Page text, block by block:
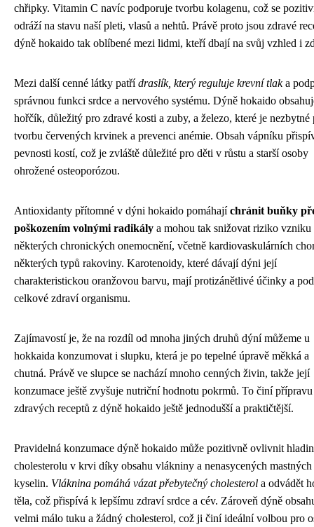
chřipky. Vitamin C navíc podporuje tvorbu kolagenu, což se
odráží na stavu naší pleti, vlasů a nehtů. Právě proto jsou zdravé
dýně hokaido tak oblíbené mezi lidmi, kteří dbají na svůj vzhled i
Mezi další cenné látky patřídraslík, který reguluje krevní tlaka
správnou funkci srdce a nervového systému. Dýně hokaido
hořčík, důležitý pro zdravé kosti a zuby, a železo, které je nezbytné
tvorbu červených krvinek a prevenci anémie. Obsah vápníku
pevnosti kostí, což je zvláště důležité pro děti v růstu a starší osoby
ohrožené osteoporózou.
Antioxidanty přítomné v dýni hokaido pomáhajíchránit buňky
poškozením volnými radikály a mohou tak snižovat riziko vzniku
některých chronických onemocnění, včetně kardiovaskulárních
některých typů rakoviny. Karotenoidy, které dávají dýni její
charakteristickou oranžovou barvu, mají protizánětlivé účinky a
celkové zdraví organismu.
Zajímavostí je, že na rozdíl od mnoha jiných druhů dýní můžeme u
hokkaida konzumovat i slupku, která je po tepelné úpravě měkká a
chutná. Právě ve slupce se nachází mnoho cenných živin, takže její
konzumace ještě zvyšuje nutriční hodnotu pokrmů. To činí přípravu
zdravých receptů z dýně hokaido ještě jednodušší a praktičtější.
Pravidelná konzumace dýně hokaido může pozitivně ovlivnit
cholesterolu v krvi díky obsahu vlákniny a nenasycených mastných
kyselin. Vláknina pomáhá vázat přebytečný cholesterol a odvádět
těla, což přispívá k lepšímu zdraví srdce a cév. Zároveň dýně
velmi málo tuku a žádný cholesterol, což ji činí ideální volbou pro